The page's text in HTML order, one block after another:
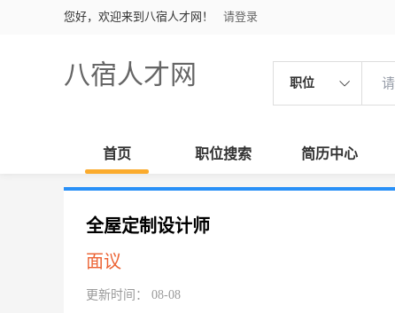
您好，欢迎来到八宿人才网！ 请登录
八宿人才网 职位
首页 职位搜索 简历中心
全屋定制设计师
面议
更新时间： 08-08